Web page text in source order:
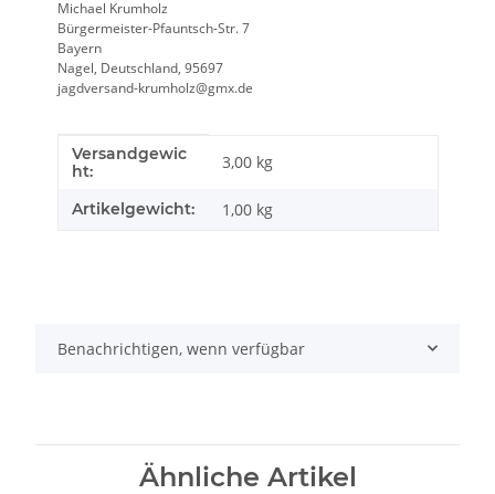
Michael Krumholz
Bürgermeister-Pfauntsch-Str. 7
Bayern
Nagel, Deutschland, 95697
jagdversand-krumholz@gmx.de
Produkteigenschaft
Wert
Versandgewic
ht:
3,00 kg
Artikelgewicht: 1,00 kg
Benachrichtigen, wenn verfügbar
Ähnliche Artikel